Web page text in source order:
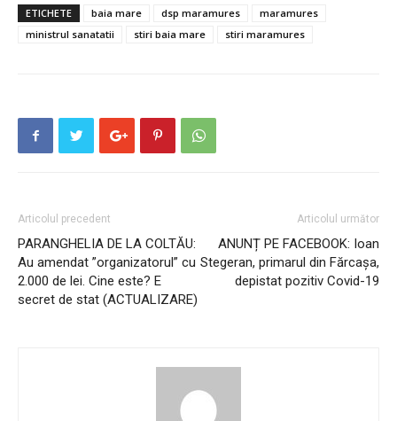
ETICHETE baia mare dsp maramures
maramures
ministrul sanatatii
stiri baia mare stiri maramures
Articolul precedent
PARANGHELIA DE LA COLTĂU:
Au amendat ”organizatorul” cu
2.000 de lei. Cine este? E
secret de stat (ACTUALIZARE)
Articolul următor
ANUNȚ PE FACEBOOK: Ioan
Stegeran, primarul din Fărcașa,
depistat pozitiv Covid-19